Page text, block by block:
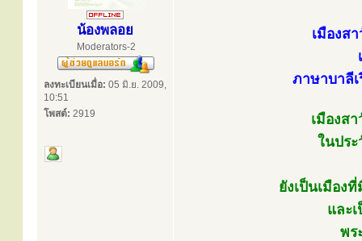
น้องพลอย
Moderators-2
ลงทะเบียนเมื่อ: 05 มิ.ย. 2009,
10:51
โพสต์: 2919
เมืองส
ภาษาบาลี
เมืองส
ในปร
ยังเป็นเมือง
และ
พร